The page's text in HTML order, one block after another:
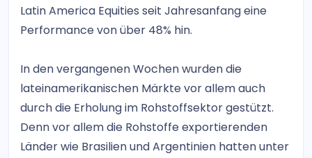
Latin America Equities seit Jahresanfang eine
Performance von über 48% hin.
In den vergangenen Wochen wurden die
lateinamerikanischen Märkte vor allem auch
durch die Erholung im Rohstoffsektor gestützt.
Denn vor allem die Rohstoffe exportierenden
Länder wie Brasilien und Argentinien hatten unter